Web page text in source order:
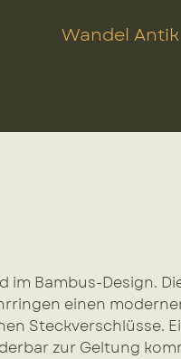
Wandel Antik
im Bambus-Design.
einen
Steckverschlüsse.
zur Geltung